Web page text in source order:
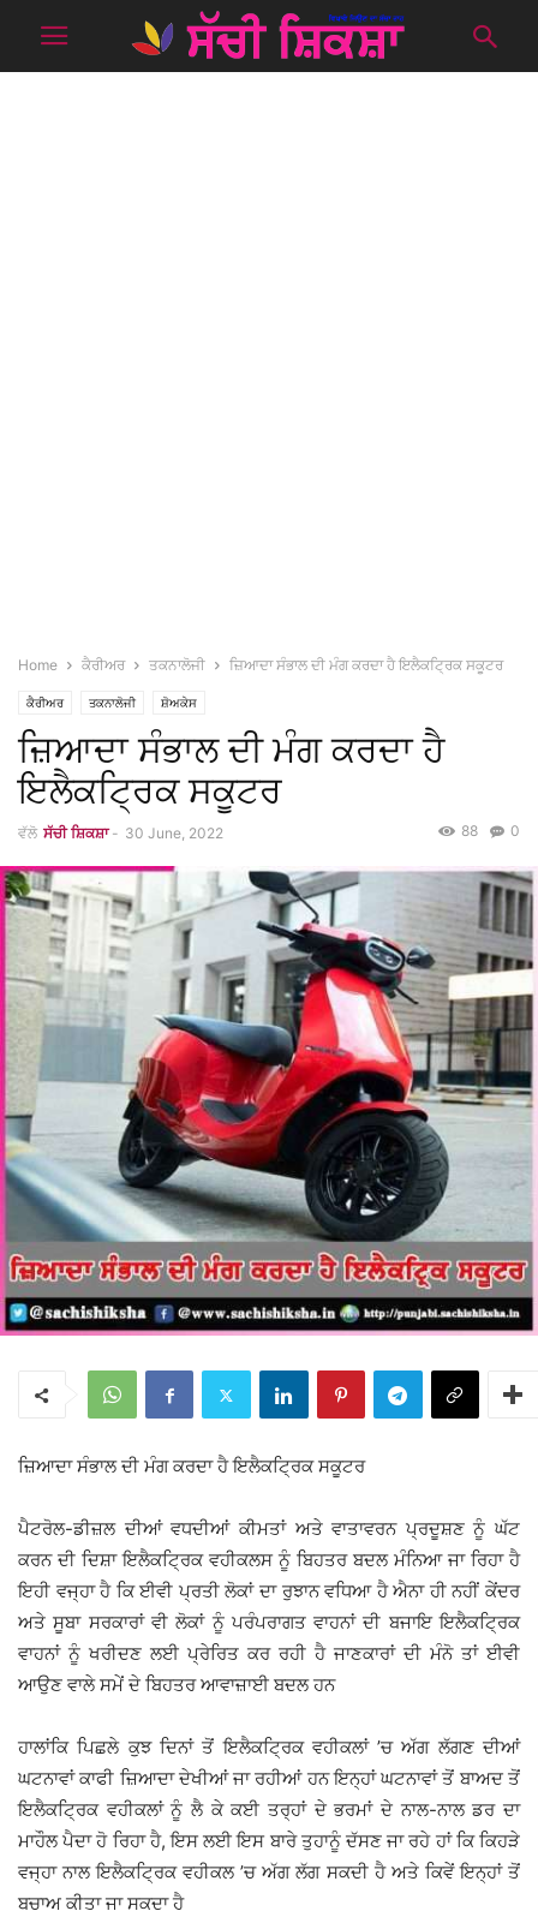
Home ਕੈਰੀਅਰ ਤਕਨਾਲੋਜੀ ਜ਼ਿਆਦਾ ਸੰਭਾਲ ਦੀ ਮੰਗ ਕਰਦਾ ਹੈ ਇਲੈਕਟ੍ਰਿਕ ਸਕੂਟਰ
ਕੈਰੀਅਰ ਤਕਨਾਲੋਜੀ ਸ਼ੋਅਕੇਸ
ਜ਼ਿਆਦਾ ਸੰਭਾਲ ਦੀ ਮੰਗ ਕਰਦਾ ਹੈ
ਇਲੈਕਟ੍ਰਿਕ ਸਕੂਟਰ
ਵੱਲੋ ਸੱਚੀ ਸ਼ਿਕਸ਼ਾ - 30 June, 2022 0
88
ਜ਼ਿਆਦਾ ਸੰਭਾਲ ਦੀ ਮੰਗ ਕਰਦਾ ਹੈ ਇਲੈਕਟ੍ਰਿਕ ਸਕੂਟਰ
ਪੈਟਰੋਲ-ਡੀਜ਼ਲ ਦੀਆਂ ਵਧਦੀਆਂ ਕੀਮਤਾਂ ਅਤੇ ਵਾਤਾਵਰਨ ਪ੍ਰਦੂਸ਼ਣ ਨੂੰ ਘੱਟ
ਕਰਨ ਦੀ ਦਿਸ਼ਾ ਇਲੈਕਟ੍ਰਿਕ ਵਹੀਕਲਸ ਨੂੰ ਬਿਹਤਰ ਬਦਲ ਮੰਨਿਆ ਜਾ ਰਿਹਾ ਹੈ
ਇਹੀ ਵਜ੍ਹਾ ਹੈ ਕਿ ਈਵੀ ਪ੍ਰਤੀ ਲੋਕਾਂ ਦਾ ਰੁਝਾਨ ਵਧਿਆ ਹੈ ਐਨਾ ਹੀ ਨਹੀਂ ਕੇਂਦਰ
ਅਤੇ ਸੂਬਾ ਸਰਕਾਰਾਂ ਵੀ ਲੋਕਾਂ ਨੂੰ ਪਰੰਪਰਾਗਤ ਵਾਹਨਾਂ ਦੀ ਬਜਾਇ ਇਲੈਕਟ੍ਰਿਕ
ਵਾਹਨਾਂ ਨੂੰ ਖਰੀਦਣ ਲਈ ਪ੍ਰੇਰਿਤ ਕਰ ਰਹੀ ਹੈ ਜਾਣਕਾਰਾਂ ਦੀ ਮੰਨੋ ਤਾਂ ਈਵੀ
ਆਉਣ ਵਾਲੇ ਸਮੇਂ ਦੇ ਬਿਹਤਰ ਆਵਾਜ਼ਾਈ ਬਦਲ ਹਨ
ਹਾਲਾਂਕਿ ਪਿਛਲੇ ਕੁਝ ਦਿਨਾਂ ਤੋਂ ਇਲੈਕਟ੍ਰਿਕ ਵਹੀਕਲਾਂ ’ਚ ਅੱਗ ਲੱਗਣ ਦੀਆਂ
ਘਟਨਾਵਾਂ ਕਾਫੀ ਜ਼ਿਆਦਾ ਦੇਖੀਆਂ ਜਾ ਰਹੀਆਂ ਹਨ ਇਨ੍ਹਾਂ ਘਟਨਾਵਾਂ ਤੋਂ ਬਾਅਦ ਤੋਂ
ਇਲੈਕਟ੍ਰਿਕ ਵਹੀਕਲਾਂ ਨੂੰ ਲੈ ਕੇ ਕਈ ਤਰ੍ਹਾਂ ਦੇ ਭਰਮਾਂ ਦੇ ਨਾਲ-ਨਾਲ ਡਰ ਦਾ
ਮਾਹੌਲ ਪੈਦਾ ਹੋ ਰਿਹਾ ਹੈ, ਇਸ ਲਈ ਇਸ ਬਾਰੇ ਤੁਹਾਨੂੰ ਦੱਸਣ ਜਾ ਰਹੇ ਹਾਂ ਕਿ ਕਿਹੜੇ
ਵਜ੍ਹਾ ਨਾਲ ਇਲੈਕਟ੍ਰਿਕ ਵਹੀਕਲ ’ਚ ਅੱਗ ਲੱਗ ਸਕਦੀ ਹੈ ਅਤੇ ਕਿਵੇਂ ਇਨ੍ਹਾਂ ਤੋਂ
ਬਚਾਅ ਕੀਤਾ ਜਾ ਸਕਦਾ ਹੈ